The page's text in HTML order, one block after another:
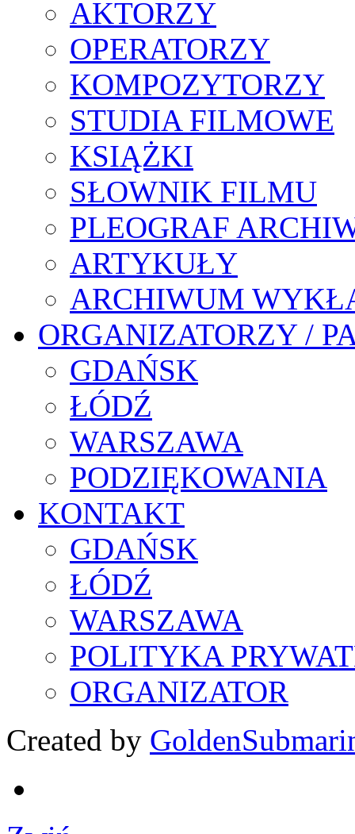
AKTORZY
OPERATORZY
KOMPOZYTORZY
STUDIA FILMOWE
KSIĄŻKI
SŁOWNIK FILMU
PLEOGRAF
ARTYKUŁY
ARCHIWUM
ORGANIZATORZY /
GDAŃSK
ŁÓDŹ
WARSZAWA
PODZIĘKOWANIA
KONTAKT
GDAŃSK
ŁÓDŹ
WARSZAWA
POLITYKA
ORGANIZATOR
Created by